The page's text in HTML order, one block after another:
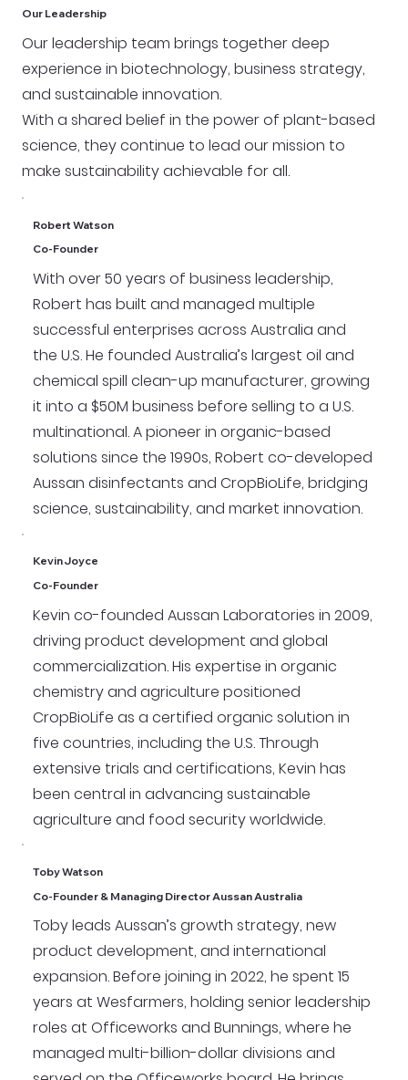
Our Leadership
Our leadership team brings together deep
experience in biotechnology, business strategy,
and sustainable innovation.
With a shared belief in the power of plant-based
science, they continue to lead our mission to
make sustainability achievable for all.
Robert Watson
Co-Founder
With over 50 years of business leadership,
Robert has built and managed multiple
successful enterprises across Australia and
the U.S. He founded Australia’s largest oil and
chemical spill clean-up manufacturer, growing
it into a $50M business before selling to a U.S.
multinational. A pioneer in organic-based
solutions since the 1990s, Robert co-developed
Aussan disinfectants and CropBioLife, bridging
science, sustainability, and market innovation.
Kevin Joyce
Co-Founder
Kevin co-founded Aussan Laboratories in 2009,
driving product development and global
commercialization. His expertise in organic
chemistry and agriculture positioned
CropBioLife as a certified organic solution in
five countries, including the U.S. Through
extensive trials and certifications, Kevin has
been central in advancing sustainable
agriculture and food security worldwide.
Toby Watson
Co-Founder & Managing Director Aussan Australia
Toby leads Aussan’s growth strategy, new
product development, and international
expansion. Before joining in 2022, he spent 15
years at Wesfarmers, holding senior leadership
roles at Officeworks and Bunnings, where he
managed multi-billion-dollar divisions and